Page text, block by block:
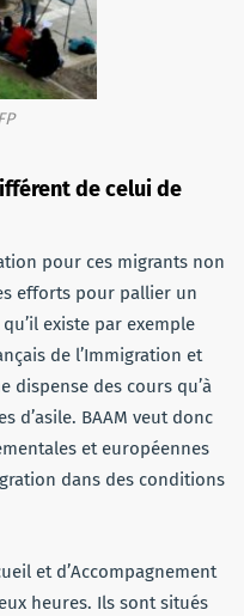
de celui de
pour ces migrants non
efforts pour pallier un
existe par exemple
de l’Immigration et
dispense des cours qu’à
d’asile. BAAM veut donc
et européennes
dans des conditions
et d’Accompagnement
heures. Ils sont situés